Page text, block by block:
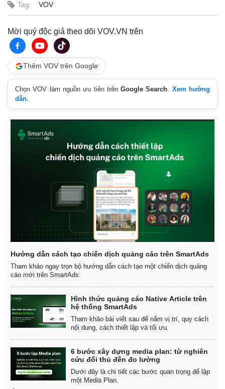
Pháp luật
Vụ án
Tin nóng
Quân sự - Quốc phòng
Vũ khí
Việt Nam
Phân tích
Tag: VOV
Mời quý độc giả theo dõi VOV.VN trên
Thêm VOV trên Google
Chọn VOV làm nguồn ưu tiên trênGoogle Search. Xem hướng
dẫn.
Hướng dẫn cách tạo chiến dịch quảng cáo trên SmartAds
Tham khảo ngay trọn bộ hướng dẫn cách tạo một chiến dịch quảng
cáo mới trên SmartAds.
Hình thức quảng cáo Native Article trên
hệ thống SmartAds
Tham khảo bài viết sau để nắm vị trí, quy cách
nội dung, cách thiết lập và tối ưu.
6 bước xây dựng media plan: từ nghiên
cứu đối thủ đến đo lường
Dưới đây là chi tiết các bước quan trọng để lập
một Media Plan.